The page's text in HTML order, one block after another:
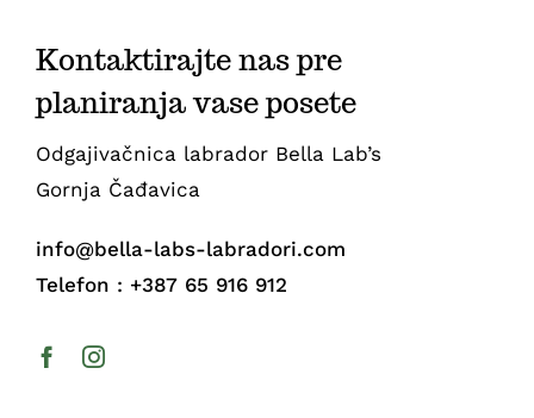
Kontaktirajte nas pre
planiranja vase posete
Odgajivačnica labrador Bella Lab’s
Gornja Čađavica
info@bella-labs-labradori.com
Telefon : +387 65 916 912